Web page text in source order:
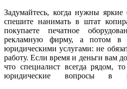
Задумайтесь, когда нужны
спешите нанимать в штат
покупаете печатное
рекламную фирму, а потом
юридическими услугами: не
работу. Если время и деньги вам
что специалист всегда рядом,
юридические вопросы в